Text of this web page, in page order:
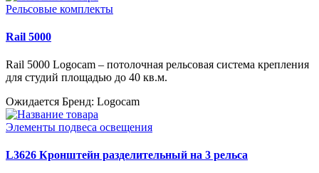
Рельсовые комплекты
Rail 5000
Rail 5000 Logocam – потолочная рельсовая система крепления
для студий площадью до 40 кв.м.
Ожидается Бренд: Logocam
Элементы подвеса освещения
L3626 Кронштейн разделительный на 3 рельса